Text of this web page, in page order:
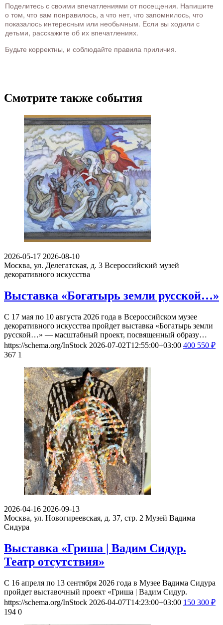
Поделитесь с своими впечатлениями от посещения. Напишите
о том, что вам понравилось, а что нет, что запомнилось, что
показалось интересным или необычным. Если вы ходили с
детьми, расскажите об их впечатлениях.
Будьте корректны, и соблюдайте правила приличия.
Смотрите также события
2026-05-17 2026-08-10
Москва, ул. Делегатская, д. 3 Всероссийский музей
декоративного искусства
Выставка «Богатырь земли русской…»
С 17 мая по 10 августа 2026 года в Всероссийском музее
декоративного искусства пройдет выставка «Богатырь земли
русской…» — масштабный проект, посвященный образу…
https://schema.org/InStock 2026-07-02T12:55:00+03:00 400 550 ₽
367 1
2026-04-16 2026-09-13
Москва, ул. Новогиреевская, д. 37, стр. 2 Музей Вадима
Сидура
Выставка «Гриша | Вадим Сидур.
Театр отсутствия»
С 16 апреля по 13 сентября 2026 года в Музее Вадима Сидура
пройдет выставочный проект «Гриша | Вадим Сидур.
https://schema.org/InStock 2026-04-07T14:23:00+03:00 150 300 ₽
194 0